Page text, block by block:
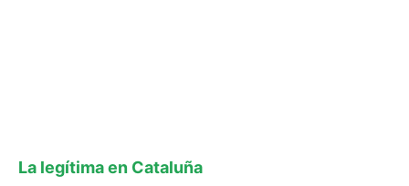
La legítima en Cataluña